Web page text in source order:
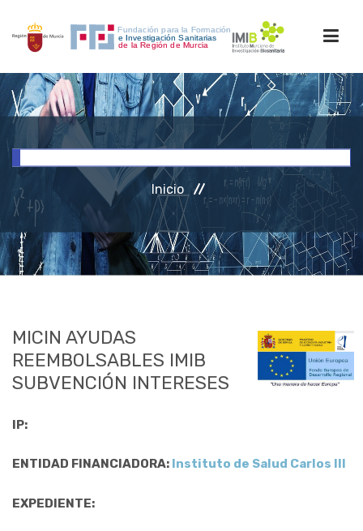
INICIO
INVESTIGACIÓN
RRHH
ACCESO PERSONAL
Inicio
MICIN AYUDAS
REEMBOLSABLES IMIB
SUBVENCIÓN INTERESES
IP:
ENTIDAD FINANCIADORA: Instituto de Salud Carlos III
EXPEDIENTE: